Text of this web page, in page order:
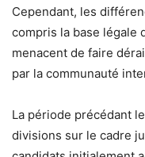
Cependant, les
compris la base légale
menacent de faire
par la communauté
La période précédant
divisions sur le cadre